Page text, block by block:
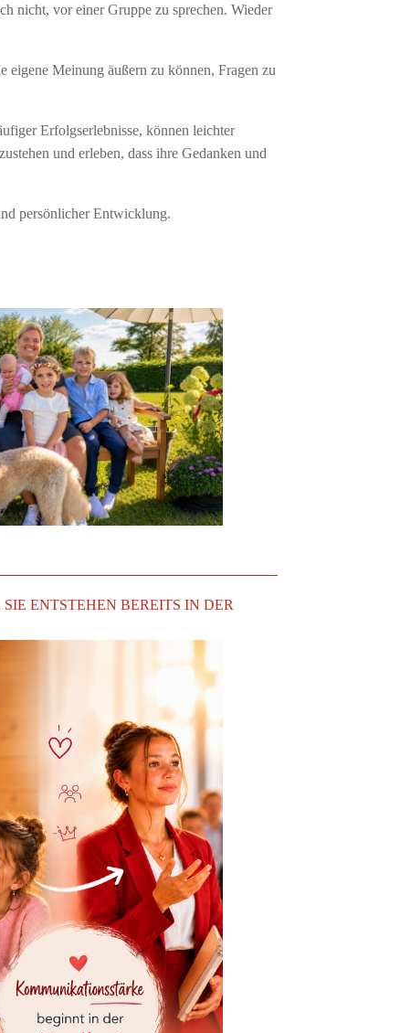
nicht, vor einer Gruppe zu sprechen. Wieder
eigene Meinung äußern zu können, Fragen zu
Erfolgserlebnisse, können leichter
und erleben, dass ihre Gedanken und
persönlicher Entwicklung.
ENTSTEHEN BEREITS IN DER